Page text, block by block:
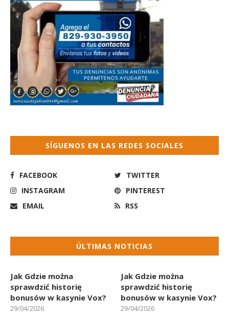
SÍGUENOS EN LAS REDES SOCIALES
FACEBOOK
TWITTER
INSTAGRAM
PINTEREST
EMAIL
RSS
ÚLTIMAS NOTICIAS
Jak Gdzie można
sprawdzić historię
bonusów w kasynie Vox?
29/04/2026
Jak Gdzie można
sprawdzić historię
bonusów w kasynie Vox?
29/04/2026